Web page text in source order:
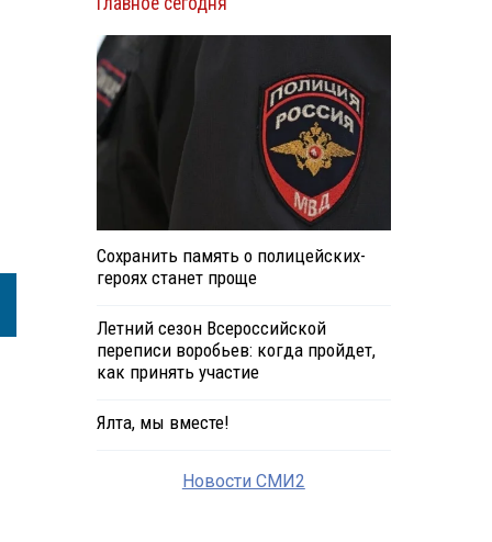
Сохранить память о полицейских-
героях станет проще
Летний сезон Всероссийской
переписи воробьев: когда пройдет,
как принять участие
Ялта, мы вместе!
Новости СМИ2